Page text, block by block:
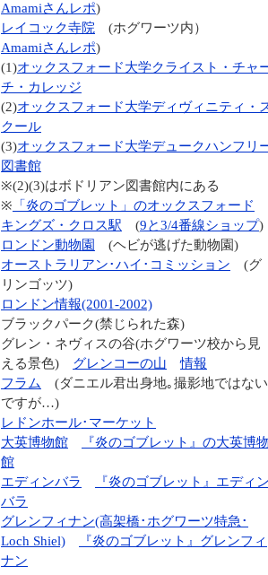
Amamiさんレポ)
レイコック寺院 (ホグワーツ内）
Amamiさんレポ)
(1)オックスフォード大学クライスト・チャ
チ・カレッジ
(2)オックスフォード大学ディヴィニティ・
クール
(3)オックスフォード大学デュークハンフリ
図書館
※(2)(3)はボドリアン図書館内にある
※ 「炎のゴブレット」のオックスフォード
キングズ・クロス駅 (9と3/4番線ショップ)
ロンドン動物園
(ヘビが逃げた動物園)
オーストラリアン･ハイ･コミッション (グ
リンゴッツ)
ロンドン情報(2001-2002)
ブラックパーク(禁じられた森)
グレン・ネヴィスの谷(ホグワーツ校から見
える景色) グレンコーの山
情報
フラム
(ダニエル君出身地｡撮影地ではない
ですが…)
レドンホール･マーケット
大英博物館
『炎のゴブレット』の大英博
館
エディンバラ
『炎のゴブレット』エディ
バラ
グレンフィナン(高架橋･ホグワーツ特急･
Loch Shiel)
『炎のゴブレット』グレンフィ
ナン